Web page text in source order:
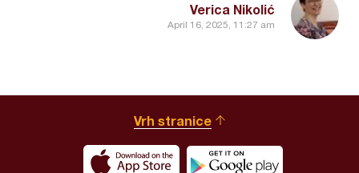
Verica Nikolić
April 16, 2025, 11:27 am
Vrh stranice